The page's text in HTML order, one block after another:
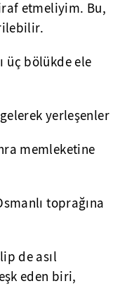
etmeliyim. Bu,
üç bölükde ele
yerleşenler
memleketine
toprağına
de asıl
eden biri,